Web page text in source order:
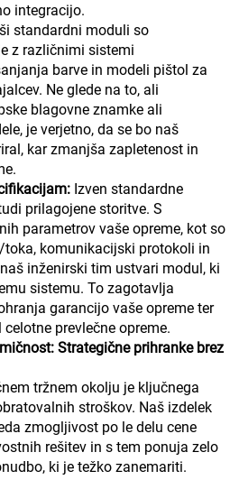
integracijo.
standardni moduli so
z različnimi sistemi
barve in modeli pištol za
Ne glede na to, ali
blagovne znamke ali
je verjetno, da se bo naš
kar zmanjša zapletenost in
Izven standardne
prilagojene storitve. S
parametrov vaše opreme, kot so
komunikacijski protokoli in
inženirski tim ustvari modul, ki
sistemu. To zagotavlja
garancijo vaše opreme ter
prevlečne opreme.
Strategične prihranke brez
tržnem okolju je ključnega
stroškov. Naš izdelek
zmogljivost po le delu cene
rešitev in s tem ponuja zelo
ki je težko zanemariti.